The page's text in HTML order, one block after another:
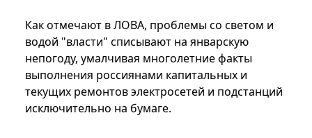
Как отмечают в ЛОВА, проблемы со светом и
водой "власти" списывают на январскую
непогоду, умалчивая многолетние факты
выполнения россиянами капитальных и
текущих ремонтов электросетей и подстанций
исключительно на бумаге.